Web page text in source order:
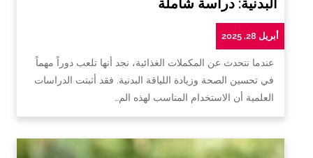
أبريل 28, 2025
عندما نتحدث عن المكملات الغذائية، نجد أنها تلعب دوراً مهماً
في تحسين الصحة وزيادة اللياقة البدنية. فقد أثبتت الدراسات
العلمية أن الاستخدام المناسب لهذه الم…